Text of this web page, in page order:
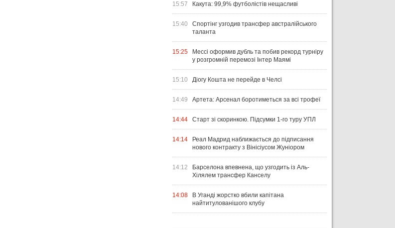
15:57 Какута: 99,9% футболістів нещасливі
15:40
Спортінг узгодив трансфер австралійського
таланта
15:25
Мессі оформив дубль та побив рекорд турніру
у розгромній перемозі Інтер Маямі
15:10 Діогу Кошта не перейде в Челсі
14:49 Артета: Арсенал боротиметься за всі трофеї
14:44 Старт зі скоринкою. Підсумки 1-го туру УПЛ
14:14
Реал Мадрид наближається до підписання
нового контракту з Вінісіусом Жуніором
14:12
Барселона впевнена, що узгодить із Аль-
Хілялем трансфер Канселу
14:08
В Уганді жорстко вбили капітана
найтитулованішого клубу